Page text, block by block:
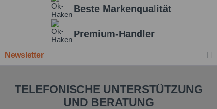
Beste Markenqualität
Premium-Händler
Newsletter
TELEFONISCHE UNTERSTÜTZUNG
UND BERATUNG